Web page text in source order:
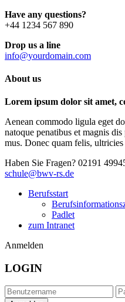
Have any questions?
+44 1234 567 890
Drop us a line
info@yourdomain.com
About us
Lorem ipsum dolor sit amet,
Aenean commodo ligula eget
natoque penatibus et magnis
mus. Donec quam felis, ultricies
Haben Sie Fragen? 02191
schule@bwv-rs.de
Berufsstart
Padlet
zum Intranet
Anmelden
LOGIN